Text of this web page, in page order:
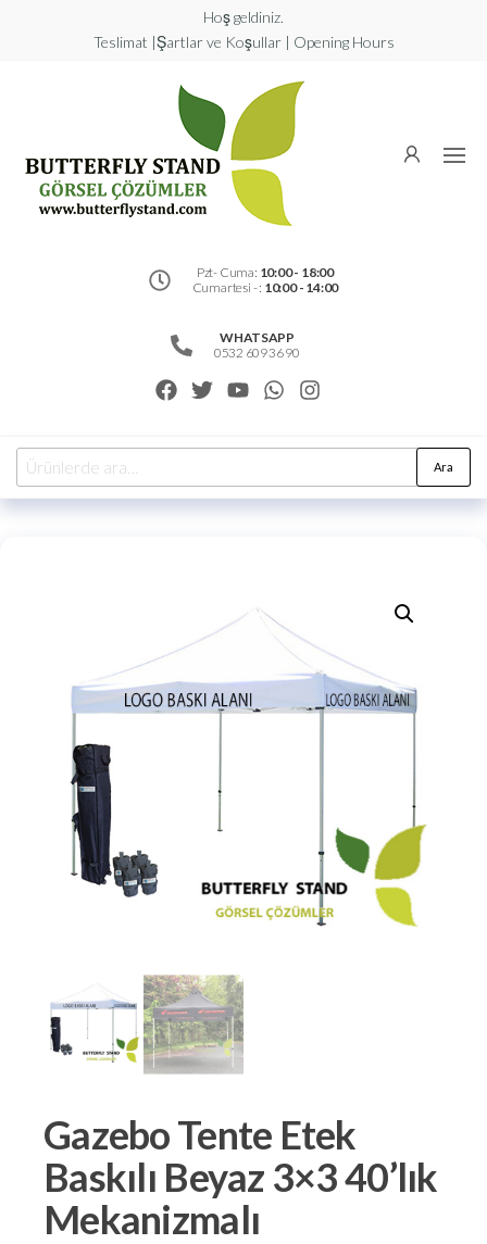
Hoş geldiniz.
Teslimat |Şartlar ve Koşullar | Opening Hours
Görsel
Pzt- Cuma: 10:00 - 18:00
Cumartesi - : 10:00 - 14:00
WHATSAPP
0532 609 36 90
Ara
Gazebo Tente Etek
Baskılı Beyaz 3×3 40’lık
Mekanizmalı